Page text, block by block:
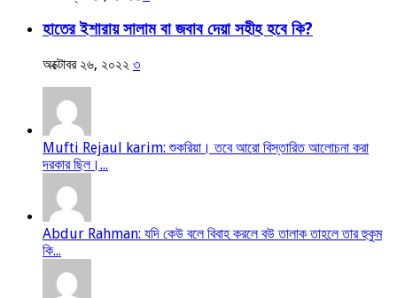
হাতের ইশারায় সালাম বা জবাব দেয়া সহীহ হবে কি?
অক্টোবর ২৬, ২০২২ ৩
Mufti Rejaul karim: শুকরিয়া। তবে আরো বিস্তারিত আলোচনা করা
দরকার ছিল।...
Abdur Rahman: যদি কেউ বলে বিবাহ করলে বউ তালাক তাহলে তার হুকুম
কি...